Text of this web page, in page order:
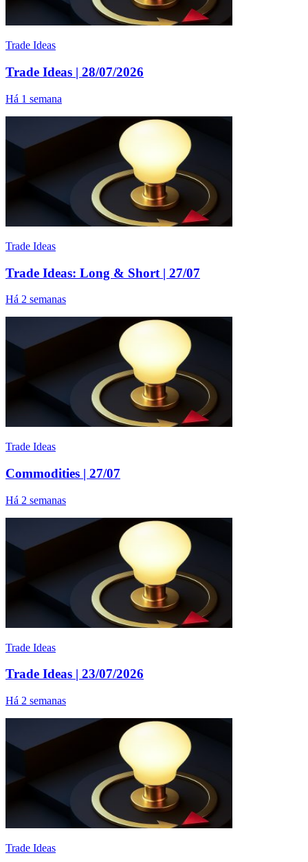
Trade Ideas
Trade Ideas | 28/07/2026
Há 1 semana
Trade Ideas
Trade Ideas: Long & Short | 27/07
Há 2 semanas
Trade Ideas
Commodities | 27/07
Há 2 semanas
Trade Ideas
Trade Ideas | 23/07/2026
Há 2 semanas
Trade Ideas